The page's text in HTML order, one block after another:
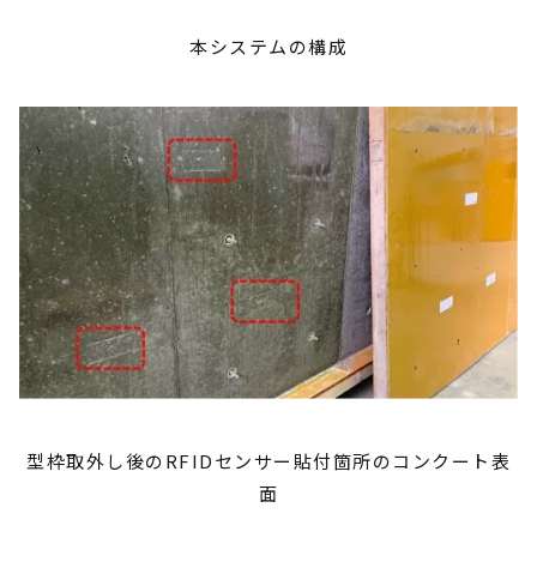
本システムの構成
型枠取外し後のRFIDセンサー貼付箇所のコンクート表
面